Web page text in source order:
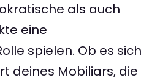
als auch
eine
spielen. Ob es sich
deines Mobiliars, die